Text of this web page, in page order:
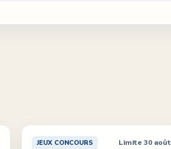
JEUX CONCOURS Limite 30 août